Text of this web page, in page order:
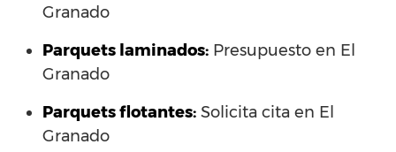
Granado
Parquets laminados: Presupuesto en El
Granado
Parquets flotantes: Solicita cita en El
Granado